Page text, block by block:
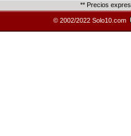
** Precios
© 2002/2022 Solo10.com